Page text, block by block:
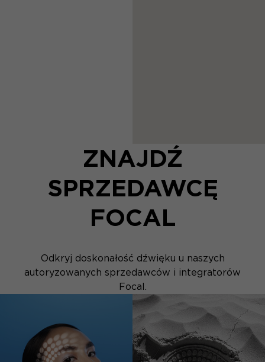
ZNAJDŹ
SPRZEDAWCĘ
FOCAL
Odkryj doskonałość dźwięku u naszych
autoryzowanych sprzedawców i integratorów
Focal.